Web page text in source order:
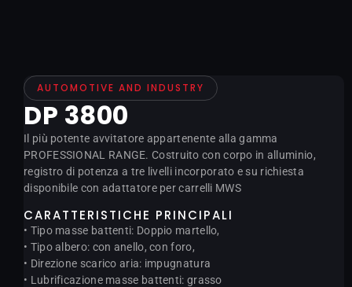
AUTOMOTIVE AND INDUSTRY
DP 3800
Il più potente avvitatore appartenente alla gamma
PROFESSIONAL RANGE. Costruito con corpo in alluminio,
registro di potenza a tre livelli incorporato e su richiesta
disponibile con adattatore per carrelli MWS
CARATTERISTICHE PRINCIPALI
• Tipo masse battenti: Doppio martello,
• Tipo albero: con anello, con foro,
• Direzione scarico aria: impugnatura
• Lubrificazione masse battenti: grasso